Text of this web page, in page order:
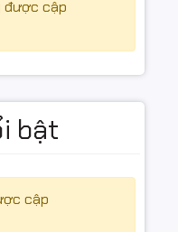
được cập
bật
cập